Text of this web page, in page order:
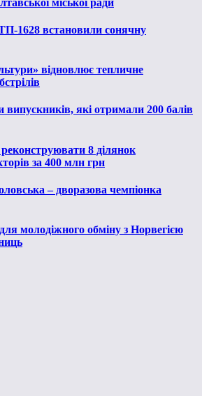
1628 встановили сонячну
відновлює тепличне
випускників, які отримали 200 балів
8 ділянок
за 400 млн грн
– дворазова чемпіонка
молодіжного обміну з Норвегією